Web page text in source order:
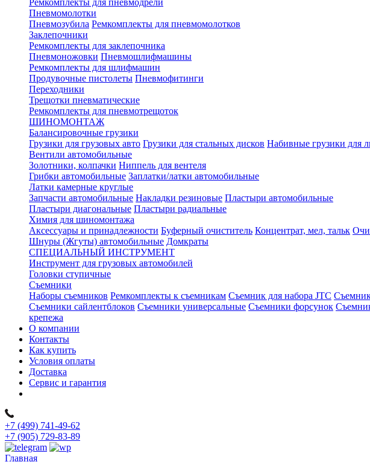
Ремкомплекты для пневмодрели
Пневмомолотки
Пневмозубила Ремкомплекты для пневмомолотков
Заклепочники
Ремкомплекты для заклепочника
Пневмоножовки Пневмошлифмашины
Ремкомплекты для шлифмашин
Продувочные пистолеты Пневмофитинги
Переходники
Трещотки пневматические
Ремкомплекты для пневмотрещоток
ШИНОМОНТАЖ
Балансировочные грузики
Грузики для грузовых авто Грузики для стальных дисков Набивные грузики для
Вентили автомобильные
Золотники, колпачки Ниппель для вентеля
Грибки автомобильные Заплатки/латки автомобильные
Латки камерные круглые
Запчасти автомобильные Накладки резиновые Пластыри автомобильные
Пластыри диагональные Пластыри радиальные
Химия для шиномонтажа
Аксессуары и принадлежности Буферный очиститель Концентрат, мел, тальк
Шнуры (Жгуты) автомобильные Домкраты
СПЕЦИАЛЬНЫЙ ИНСТРУМЕНТ
Инструмент для грузовых автомобилей
Головки ступичные
Съемники
Наборы съемников Ремкомплекты к съемникам Съемник для набора JTC
Съемники сайлентблоков Съемники универсальные Съемники форсунок
крепежа
О компании
Контакты
Как купить
Условия оплаты
Доставка
Сервис и гарантия
+7 (499) 741-49-62
+7 (905) 729-83-89
Главная